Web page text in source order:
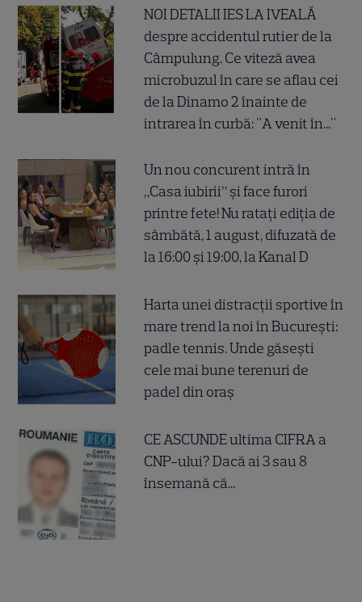
NOI DETALII IES LA IVEALĂ
despre accidentul rutier de la
Câmpulung. Ce viteză avea
microbuzul în care se aflau cei
de la Dinamo 2 înainte de
intrarea în curbă: "A venit în..."
Un nou concurent intră în
„Casa iubirii” și face furori
printre fete! Nu ratați ediția de
sâmbătă, 1 august, difuzată de
la 16:00 și 19:00, la Kanal D
Harta unei distracții sportive în
mare trend la noi în București:
padle tennis. Unde găsești
cele mai bune terenuri de
padel din oraș
CE ASCUNDE ultima CIFRA a
CNP-ului? Dacă ai 3 sau 8
însemană că...